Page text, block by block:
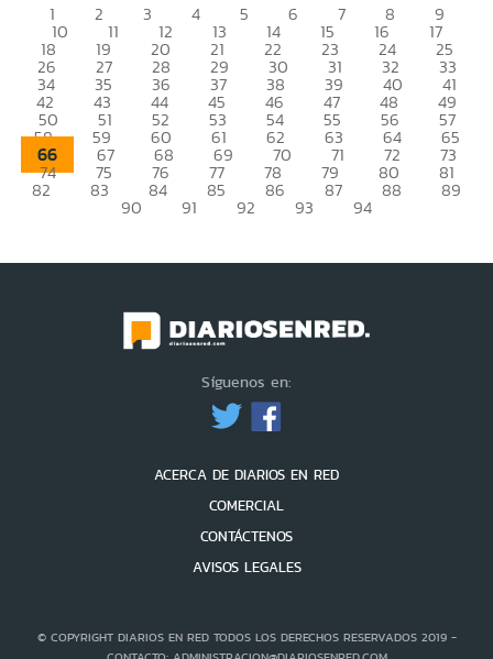
1 2 3 4 5 6 7 8 9
10 11 12 13 14 15 16 17
18 19 20 21 22 23 24 25
26 27 28 29 30 31 32 33
34 35 36 37 38 39 40 41
42 43 44 45 46 47 48 49
50 51 52 53 54 55 56 57
58 59 60 61 62 63 64 65
66 67 68 69 70 71 72 73
74 75 76 77 78 79 80 81
82 83 84 85 86 87 88 89
90 91 92 93 94
Síguenos en:
ACERCA DE DIARIOS EN RED
COMERCIAL
CONTÁCTENOS
AVISOS LEGALES
© COPYRIGHT DIARIOS EN RED TODOS LOS DERECHOS RESERVADOS 2019 -